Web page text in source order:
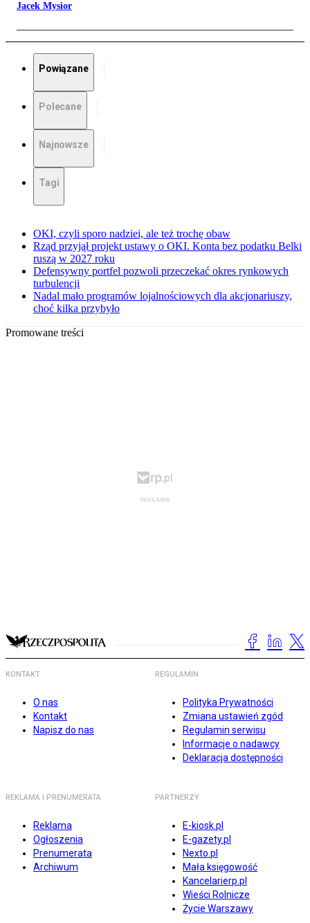
Jacek Mysior
Powiązane
Polecane
Najnowsze
Tagi
OKI, czyli sporo nadziei, ale też trochę obaw
Rząd przyjął projekt ustawy o OKI. Konta bez podatku Belki
ruszą w 2027 roku
Defensywny portfel pozwoli przeczekać okres rynkowych
turbulencji
Nadal mało programów lojalnościowych dla akcjonariuszy,
choć kilka przybyło
Promowane treści
KONTAKT
O nas
Kontakt
Napisz do nas
REGULAMIN
Polityka Prywatności
Zmiana ustawień zgód
Regulamin serwisu
Informacje o nadawcy
Deklaracja dostępności
REKLAMA I PRENUMERATA
Reklama
Ogłoszenia
Prenumerata
Archiwum
PARTNERZY
E-kiosk.pl
E-gazety.pl
Nexto.pl
Mała księgowość
Kancelarierp.pl
Wieści Rolnicze
Życie Warszawy